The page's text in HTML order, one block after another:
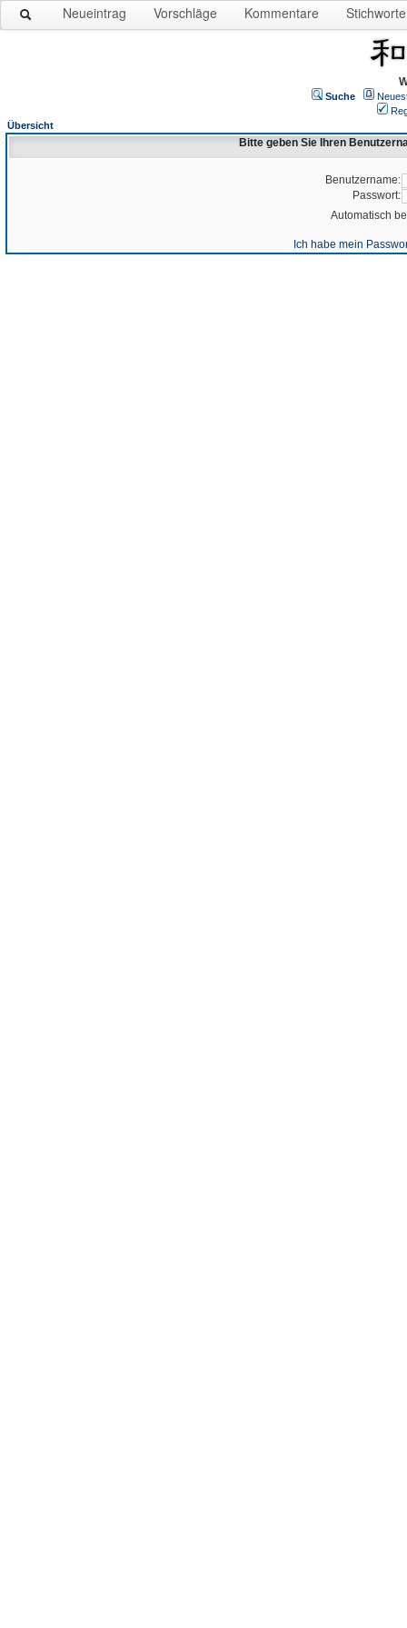
Neueintrag Vorschläge Kommentare Stichworte
Suche
Übersicht
Bitte geben Sie Ihren
Benutzername:
Passwort:
Automatisch
Ich habe mein